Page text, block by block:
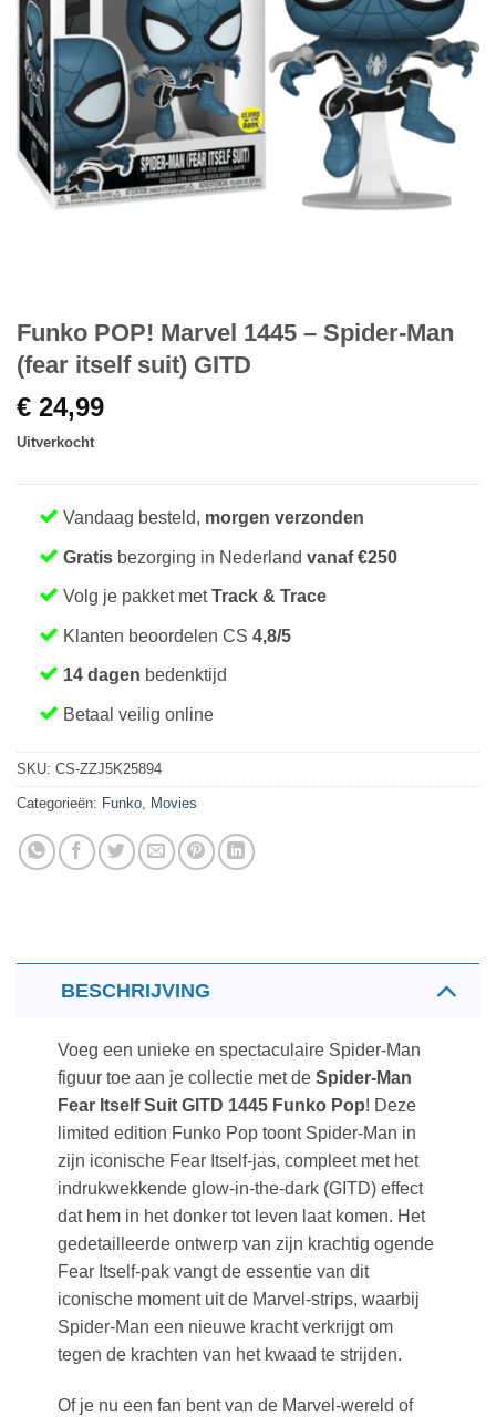
Funko POP! Marvel 1445 – Spider-Man
(fear itself suit) GITD
€ 24,99
Uitverkocht
Vandaag besteld, morgen verzonden
Gratisbezorging in Nederland vanaf €250
Volg je pakket metTrack & Trace
Klanten beoordelen CS 4,8/5
14 dagen bedenktijd
Betaal veilig online
SKU: CS-ZZJ5K25894
Categorieën: Funko Movies
BESCHRIJVING
Voeg een unieke en spectaculaire Spider-Man
figuur toe aan je collectie met de Spider-Man
Fear Itself Suit GITD 1445 Funko Pop! Deze
limited edition Funko Pop toont Spider-Man in
zijn iconische Fear Itself-jas, compleet met het
indrukwekkende glow-in-the-dark (GITD) effect
dat hem in het donker tot leven laat komen. Het
gedetailleerde ontwerp van zijn krachtig ogende
Fear Itself-pak vangt de essentie van dit
iconische moment uit de Marvel-strips, waarbij
Spider-Man een nieuwe kracht verkrijgt om
tegen de krachten van het kwaad te strijden.
Of je nu een fan bent van de Marvel-wereld of